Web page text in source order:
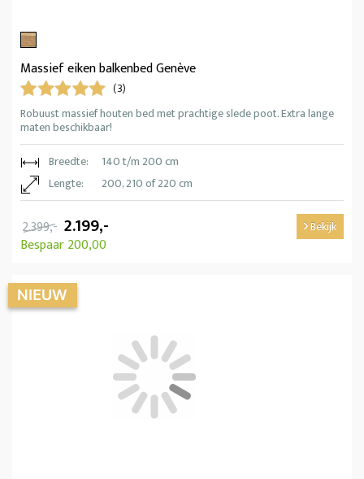
Massief eiken balkenbed Genève
(3)
Robuust massief houten bed met prachtige slede poot. Extra lange
maten beschikbaar!
Breedte:
140 t/m 200 cm
Lengte:
200, 210 of 220 cm
2.399,- 2.199,-
Bespaar 200,00
Bekijk